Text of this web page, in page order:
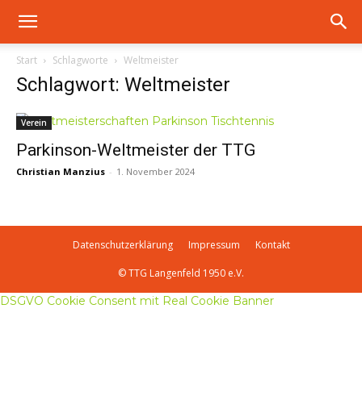
Start Schlagworte Weltmeister
Schlagwort: Weltmeister
Verein
Parkinson-Weltmeister der TTG
Christian Manzius - 1. November 2024
Datenschutzerklärung Impressum Kontakt
© TTG Langenfeld 1950 e.V.
DSGVO Cookie Consent mit Real Cookie Banner